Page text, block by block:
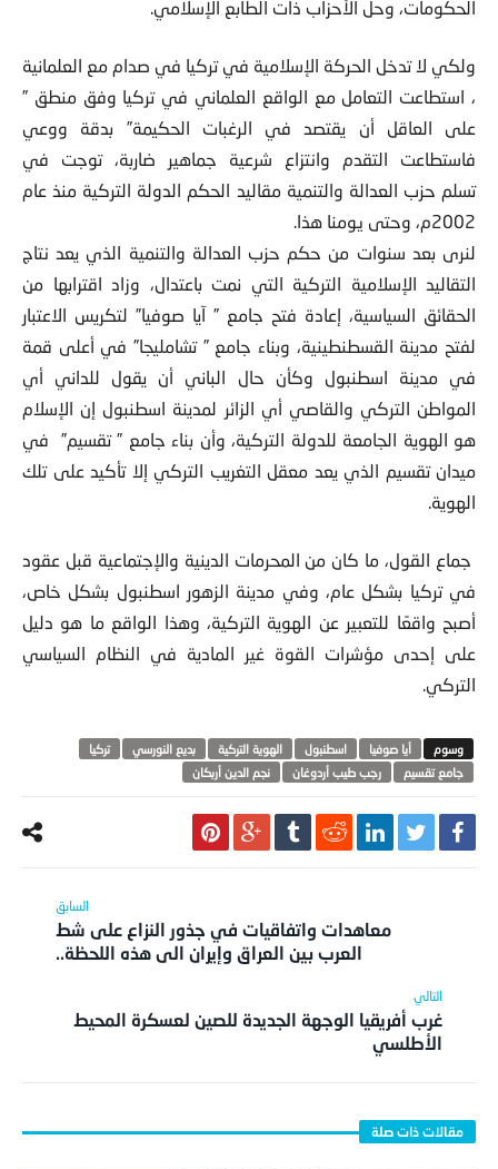
الحكومات، وحل الأحزاب ذات الطابع الإسلامي.
ولكي لا تدخل الحركة الإسلامية في تركيا في صدام مع العلمانية
، استطاعت التعامل مع الواقع العلماني في تركيا وفق منطق ”
على العاقل أن يقتصد في الرغبات الحكيمة” بدقة ووعي
فاستطاعت التقدم وانتزاع شرعية جماهير ضاربة، توجت في
تسلم حزب العدالة والتنمية مقاليد الحكم الدولة التركية منذ عام
2002م، وحتى يومنا هذا.
لنرى بعد سنوات من حكم حزب العدالة والتنمية الذي يعد نتاج
التقاليد الإسلامية التركية التي نمت باعتدال، وزاد اقترابها من
الحقائق السياسية، إعادة فتح جامع ” آيا صوفيا” لتكريس الاعتبار
لفتح مدينة القسطنطينية، وبناء جامع ” تشامليجا” في أعلى قمة
في مدينة اسطنبول وكأن حال الباني أن يقول للداني أي
المواطن التركي والقاصي أي الزائر لمدينة اسطنبول إن الإسلام
هو الهوية الجامعة للدولة التركية، وأن بناء جامع ” تقسيم” في
ميدان تقسيم الذي يعد معقل التغريب التركي إلا تأكيد على تلك
الهوية.
جماع القول، ما كان من المحرمات الدينية والإجتماعية قبل عقود
في تركيا بشكل عام، وفي مدينة الزهور اسطنبول بشكل خاص،
أصبح واقعًا للتعبير عن الهوية التركية، وهذا الواقع ما هو دليل
على إحدى مؤشرات القوة غير المادية في النظام السياسي
التركي.
أيا صوفيا اسطنبول الهوية التركية بديع النورسي
تركيا
جامع تقسيم
رجب طيب أردوغان نجم الدين أربكان
معاهدات واتفاقيات في جذور النزاع على شط
العرب بين العراق وإيران الى هذه اللحظة..
غرب أفريقيا الوجهة الجديدة للصين لعسكرة المحيط
الأطلسي